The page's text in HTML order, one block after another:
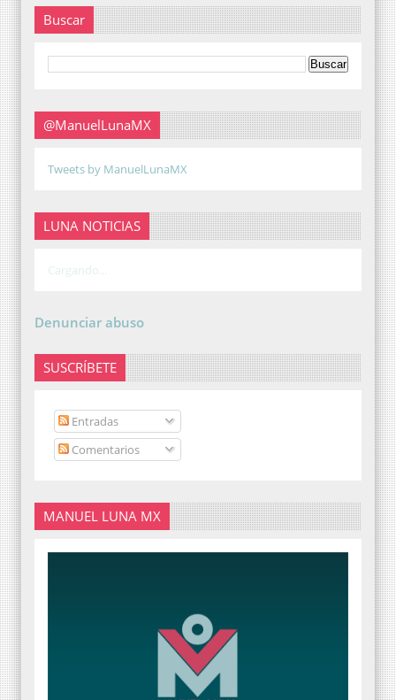
Buscar
@ManuelLunaMX
Tweets by ManuelLunaMX
LUNA NOTICIAS
Cargando...
Denunciar abuso
SUSCRÍBETE
Entradas
Comentarios
MANUEL LUNA MX